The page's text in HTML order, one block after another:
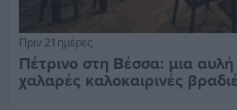
Πριν 21 ημέρες
Πέτρινο στη Βέσσα: μια
χαλαρές καλοκαιρινές